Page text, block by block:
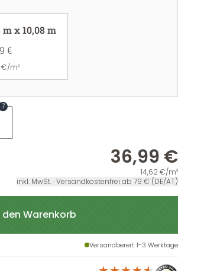
m x 10,08 m
€
€/m²
7
36,99 €
14,62 €/m²
inkl. MwSt. · Versandkostenfrei ab 79 € (DE/AT)
den Warenkorb
Versandbereit: 1-3 Werktage